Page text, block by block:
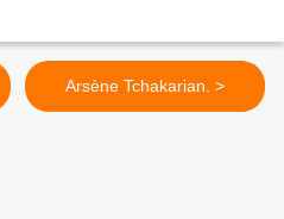
Arsène Tchakarian. >